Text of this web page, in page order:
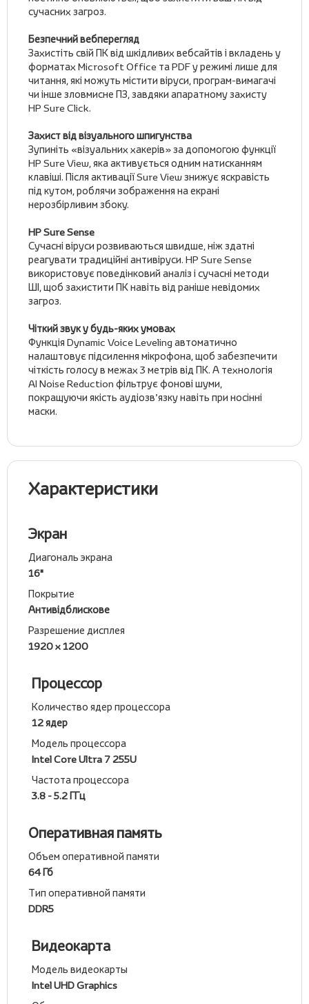
сучасних загроз.
Безпечний вебперегляд
Захистіть свій ПК від шкідливих вебсайтів і вкладень у
форматах Microsoft Office та PDF у режимі лише для
читання, які можуть містити віруси, програм-вимагачі
чи інше зловмисне ПЗ, завдяки апаратному захисту
HP Sure Click.
Захист від візуального шпигунства
Зупиніть «візуальних хакерів» за допомогою функції
HP Sure View, яка активується одним натисканням
клавіші. Після активації Sure View знижує яскравість
під кутом, роблячи зображення на екрані
нерозбірливим збоку.
HP Sure Sense
Сучасні віруси розвиваються швидше, ніж здатні
реагувати традиційні антивіруси. HP Sure Sense
використовує поведінковий аналіз і сучасні методи
ШІ, щоб захистити ПК навіть від раніше невідомих
загроз.
Чіткий звук у будь-яких умовах
Функція Dynamic Voice Leveling автоматично
налаштовує підсилення мікрофона, щоб забезпечити
чіткість голосу в межах 3 метрів від ПК. А технологія
AI Noise Reduction фільтрує фонові шуми,
покращуючи якість аудіозв’язку навіть при носінні
маски.
Характеристики
Экран
Диагональ экрана
16"
Покрытие
Антивідблискове
Разрешение дисплея
1920 x 1200
Процессор
Количество ядер процессора
12 ядер
Модель процессора
Intel Core Ultra 7 255U
Частота процессора
3.8 - 5.2 ГГц
Оперативная память
Объем оперативной памяти
64 Гб
Тип оперативной памяти
DDR5
Видеокарта
Модель видеокарты
Intel UHD Graphics